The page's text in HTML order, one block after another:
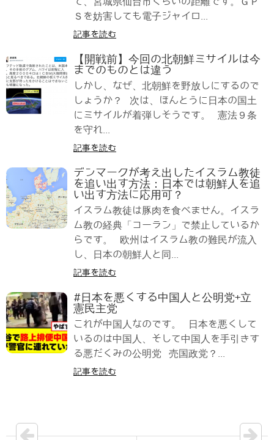
Ｓを妨害しても電子ジャイロ...
記事を読む
【開戦前】今回の北朝鮮ミサイルは今
までのものとは違う
しかし、なぜ、北朝鮮を野放しにするので
しょうか？ 次は、ほんとうに日本の国土
にミサイルが着弾しそうです。 憲法９条
を守れ...
記事を読む
デンマークが考え出したイスラム教徒
を追い出す方法：日本では朝鮮人を追
い出す方法に応用可？
イスラム教徒は豚肉を食べません。イスラ
ム教の経典「コーラン」で禁止しているか
らです。 欧州はイスラム教の難民が流入
し、日本の朝鮮人と同...
記事を読む
#日本を悪くする中国人と公明党+立
憲民主党
これが中国人なのです。 日本を悪くして
いるのは中国人、そして中国人を手引きす
る悪だくみの公明党 売国政党？...
記事を読む